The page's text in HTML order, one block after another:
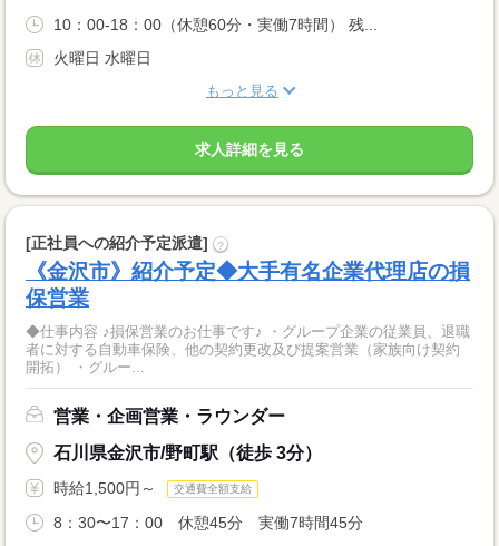
10：00-18：00（休憩60分・実働7時間） 残...
火曜日 水曜日
もっと見る
求人詳細を見る
[正社員への紹介予定派遣] ?
《金沢市》紹介予定◆大手有名企業代理店の損
保営業
◆仕事内容 ♪損保営業のお仕事です♪ ・グループ企業の従業員、退職
者に対する自動車保険、他の契約更改及び提案営業（家族向け契約
開拓） ・グルー...
営業・企画営業・ラウンダー
石川県金沢市/野町駅（徒歩 3分）
時給1,500円～ 交通費全額支給
8：30〜17：00 休憩45分 実働7時間45分